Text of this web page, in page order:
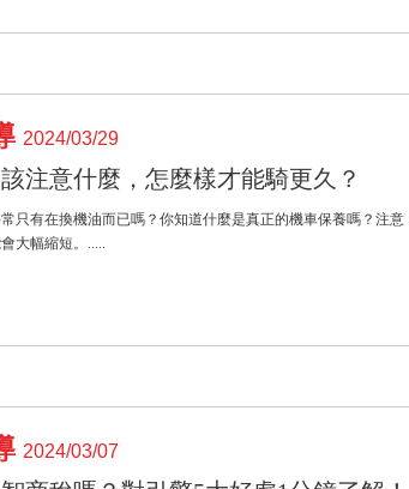
2024/03/29
注意什麼，怎麼樣才能騎更久？
只有在換機油而已嗎？你知道什麼是真正的機車保養嗎？注
大幅縮短。.....
2024/03/07